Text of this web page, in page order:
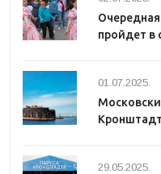
пройдет в
01.07.2025.
Кронштадт
29.05.2025.